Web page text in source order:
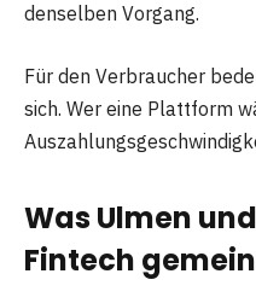
denselben Vorgang.
Für den Verbraucher
sich. Wer eine Plattform
Was Ulmen
Fintech